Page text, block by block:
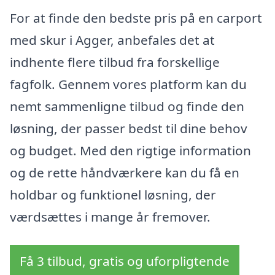
For at finde den bedste pris på en carport
med skur i Agger, anbefales det at
indhente flere tilbud fra forskellige
fagfolk. Gennem vores platform kan du
nemt sammenligne tilbud og finde den
løsning, der passer bedst til dine behov
og budget. Med den rigtige information
og de rette håndværkere kan du få en
holdbar og funktionel løsning, der
værdsættes i mange år fremover.
Få 3 tilbud, gratis og uforpligtende